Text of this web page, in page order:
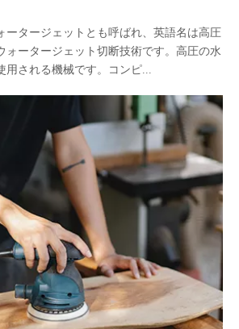
ータージェットとも呼ばれ、英語名は高圧
ォータージェット切断技術です。高圧の水
用される機械です。コンピ...